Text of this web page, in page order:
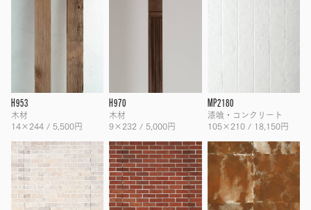
H953
木材
14×244 / 5,500円
H970
木材
9×232 / 5,000円
MP2180
漆喰・コンクリート
105×210 / 18,150円